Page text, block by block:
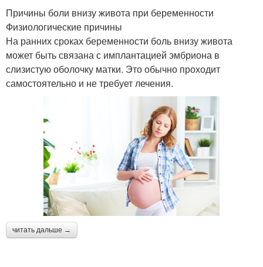
Причины боли внизу живота при беременности
Физиологические причины
На ранних сроках беременности боль внизу живота
может быть связана с имплантацией эмбриона в
слизистую оболочку матки. Это обычно проходит
самостоятельно и не требует лечения.
читать дальше →